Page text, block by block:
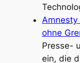
Amnesty
ohne
Presse-
ein, die